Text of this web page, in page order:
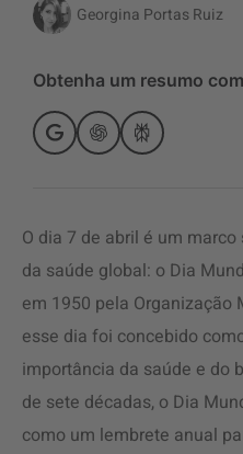
Georgina Portas Ruiz
Obtenha um resumo com
O dia 7 de abril é um
da saúde global: o Dia
em 1950 pela Organização
esse dia foi concebido
importância da saúde e do
de sete décadas, o Dia
como um lembrete anual